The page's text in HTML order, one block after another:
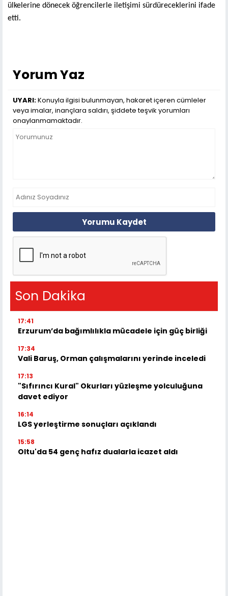
ülkelerine dönecek öğrencilerle iletişimi sürdüreceklerini ifade
etti.
Yorum Yaz
UYARI:Konuyla ilgisi bulunmayan, hakaret içeren cümleler
veya imalar, inançlara saldırı, şiddete teşvik yorumları
onaylanmamaktadır.
Yorumu Kaydet
Son Dakika
17:41
Erzurum’da bağımlılıkla mücadele için güç birliği
17:34
Vali Baruş, Orman çalışmalarını yerinde inceledi
17:13
"Sıfırıncı Kural" Okurları yüzleşme yolculuğuna
davet ediyor
16:14
LGS yerleştirme sonuçları açıklandı
15:58
Oltu'da 54 genç hafız dualarla icazet aldı